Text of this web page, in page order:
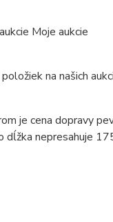
Moje aukcie
na našich
je cena dopravy
nepresahuje